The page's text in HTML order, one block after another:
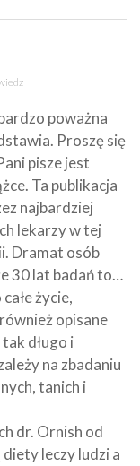
poważna
Proszę się
pisze jest
Ta publikacja
najbardziej
lekarzy w tej
Dramat osób
30 lat badań to…
życie,
opisane
długo i
na zbadaniu
tanich i
dr. Ornish od
leczy ludzi a